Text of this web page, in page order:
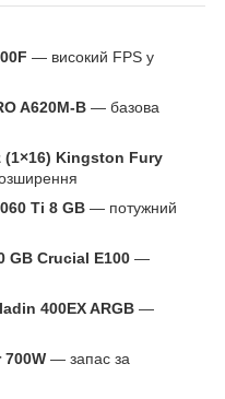
— високий FPS у
A620M-B — базова
(1×16) Kingston Fury
Ti 8 GB — потужний
GB Crucial E100 —
400EX ARGB —
700W — запас за